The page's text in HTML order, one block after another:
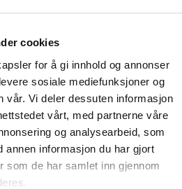
cookies
for å gi innhold og annonser
sosiale mediefunksjoner og
vår. Vi deler dessuten informasjon
vårt, med partnerne våre
og analysearbeid, som
annen informasjon du har gjort
som de har samlet inn gjennom